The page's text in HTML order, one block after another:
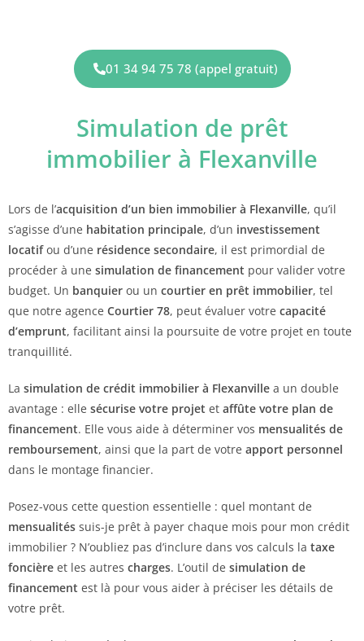
01 34 94 75 78 (appel gratuit)
Simulation de prêt
immobilier à Flexanville
Lors de l’acquisition d’un bien immobilier à Flexanville, qu’il
s’agisse d’une habitation principale, d’un investissement
locatifou d’une résidence secondaire, il est primordial de
procéder à une simulation de financement pour valider votre
budget. Un banquier ou un courtier en prêt immobilier, tel
que notre agence Courtier 78, peut évaluer votre capacité
d’emprunt, facilitant ainsi la poursuite de votre projet en toute
tranquillité.
La simulation de crédit immobilier à Flexanville a un double
avantage : elle sécurise votre projet et affûte votre plan de
financement. Elle vous aide à déterminer vos mensualités de
remboursement, ainsi que la part de votre apport personnel
dans le montage financier.
Posez-vous cette question essentielle : quel montant de
mensualités suis-je prêt à payer chaque mois pour mon crédit
immobilier ? N’oubliez pas d’inclure dans vos calculs la taxe
foncière et les autres charges. L’outil de simulation de
financement est là pour vous aider à préciser les détails de
votre prêt.